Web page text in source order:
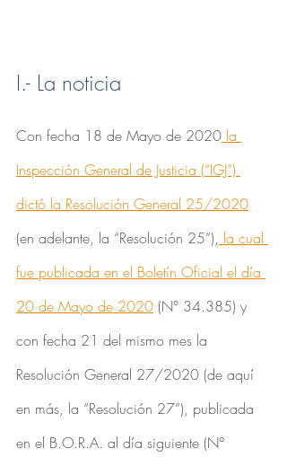
I.- La noticia
Con fecha 18 de Mayo de 2020 la
Inspección General de Justicia (“IGJ”)
dictó la Resolución General 25/2020
(en adelante, la “Resolución 25”), la cual
fue publicada en el Boletín Oficial el día
20 de Mayo de 2020 (N° 34.385) y
con fecha 21 del mismo mes la
Resolución General 27/2020 (de aquí
en más, la “Resolución 27”), publicada
en el B.O.R.A. al día siguiente (N°